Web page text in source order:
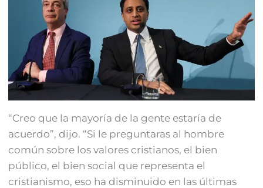
“Creo que la mayoría de la gente estaría de
acuerdo”, dijo. “Si le preguntaras al hombre
común sobre los valores cristianos, el bien
público, el bien social que representa el
cristianismo, eso ha disminuido en las últimas